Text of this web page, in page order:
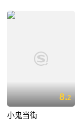
8.2
小鬼当街